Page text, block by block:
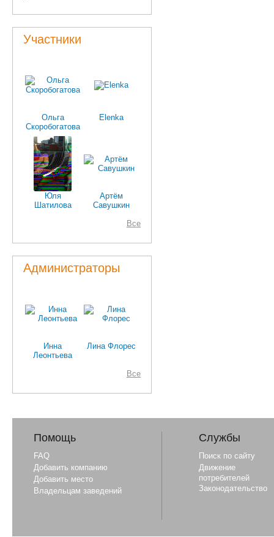
Участники
Ольга
Скоробогатова
Elenka
Юля
Шатилова
Артём
Савушкин
Все
Администраторы
Инна
Леонтьева
Лина Флорес
Все
Помощь
FAQ
Добавить компанию
Добавить место
Владельцам заведений
Службы
Поиск по сайту
Движение
потребителей
Законодательство